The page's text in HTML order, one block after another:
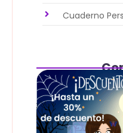
Cuaderno